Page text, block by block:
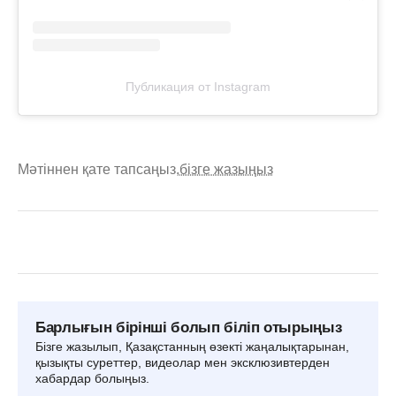
Публикация от Instagram
Мәтіннен қате тапсаңыз,бізге жазыңыз
Барлығын бірінші болып біліп отырыңыз
Бізге жазылып, Қазақстанның өзекті жаңалықтарынан,
қызықты суреттер, видеолар мен эксклюзивтерден
хабардар болыңыз.